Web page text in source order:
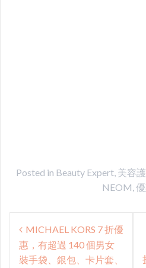
Posted in Beauty Expert, 美容
NEOM,
Post
navigation
MICHAEL KORS 7 折優
惠，有超過 140 個男女
裝手袋、銀包、卡片套、